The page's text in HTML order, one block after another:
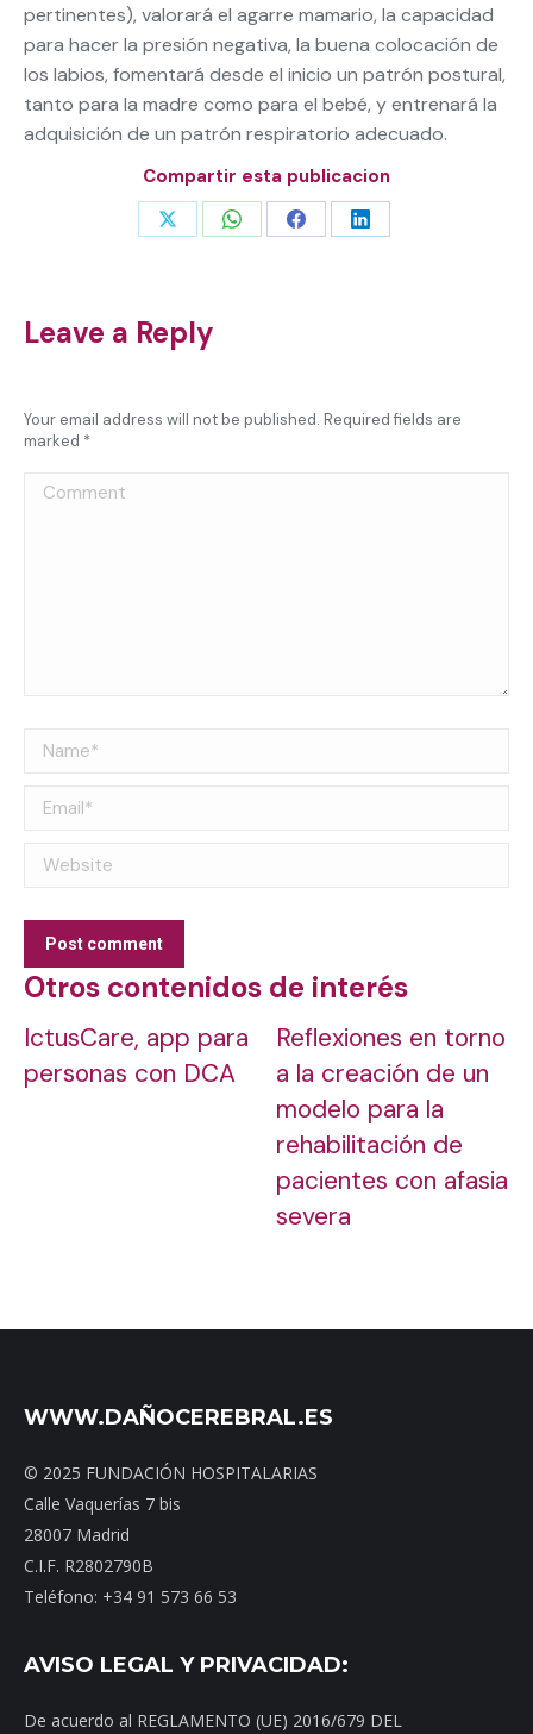
pertinentes), valorará el agarre mamario, la capacidad
para hacer la presión negativa, la buena colocación de
los labios, fomentará desde el inicio un patrón postural,
tanto para la madre como para el bebé, y entrenará la
adquisición de un patrón respiratorio adecuado.
Compartir esta publicacion
Share Share Share Share
Leave a Reply
Your email address will not be published. Required fields are
marked *
Comment
Name *
Email *
Website
Post comment
Otros contenidos de interés
IctusCare, app para
personas con DCA
Reflexiones en torno
a la creación de un
modelo para la
rehabilitación de
pacientes con afasia
severa
WWW.DAÑOCEREBRAL.ES
© 2025 FUNDACIÓN HOSPITALARIAS
Calle Vaquerías 7 bis
28007 Madrid
C.I.F. R2802790B
Teléfono: +34 91 573 66 53
AVISO LEGAL Y PRIVACIDAD:
De acuerdo al REGLAMENTO (UE) 2016/679 DEL